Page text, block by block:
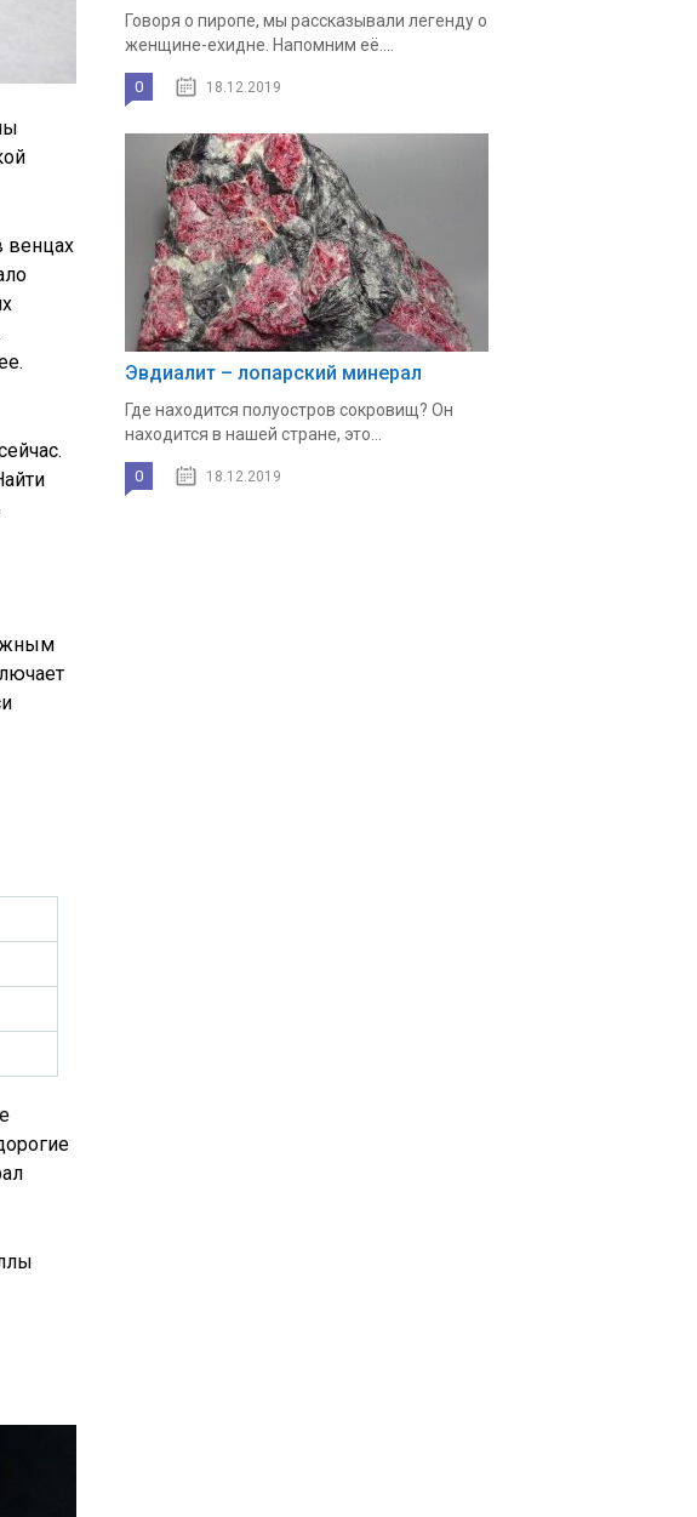
венцах
Говоря о пиропе, мы рассказывали легенду о
женщине-ехидне. Напомним её....
0 18.12.2019
Эвдиалит – лопарский минерал
Где находится полуостров сокровищ? Он
находится в нашей стране, это...
0 18.12.2019